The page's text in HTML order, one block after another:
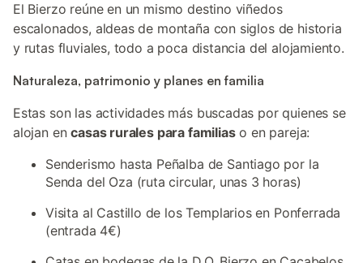
El Bierzo reúne en un mismo destino viñedos
escalonados, aldeas de montaña con siglos de historia
y rutas fluviales, todo a poca distancia del alojamiento.
Naturaleza, patrimonio y planes en familia
Estas son las actividades más buscadas por quienes se
alojan encasas rurales para familiaso en pareja:
Senderismo hasta Peñalba de Santiago por la
Senda del Oza (ruta circular, unas 3 horas)
Visita al Castillo de los Templarios en Ponferrada
(entrada 4€)